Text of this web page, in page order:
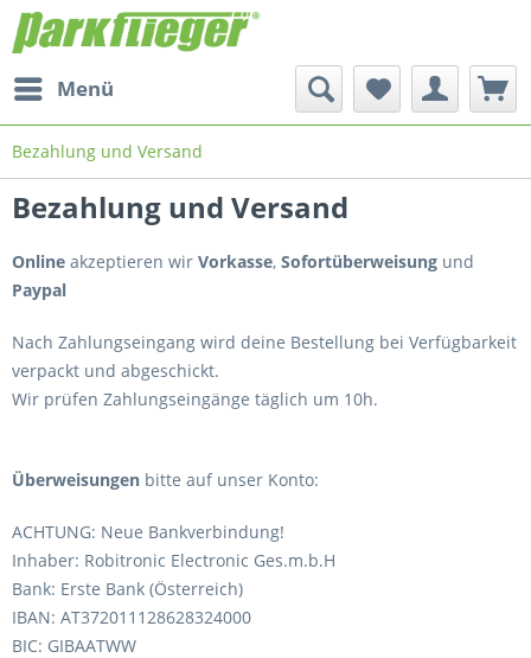
Menü
Bezahlung und Versand
Bezahlung und Versand
Online akzeptieren wir Vorkasse, Sofortüberweisung und
Paypal
Nach Zahlungseingang wird deine Bestellung bei Verfügbarkeit
verpackt und abgeschickt.
Wir prüfen Zahlungseingänge täglich um 10h.
Überweisungen bitte auf unser Konto:
ACHTUNG: Neue Bankverbindung!
Inhaber: Robitronic Electronic Ges.m.b.H
Bank: Erste Bank (Österreich)
IBAN: AT372011128628324000
BIC: GIBAATWW